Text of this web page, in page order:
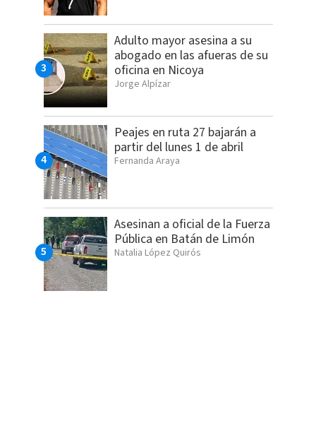
Adulto mayor asesina a su
abogado en las afueras de su
oficina en Nicoya
Jorge Alpízar
Peajes en ruta 27 bajarán a
partir del lunes 1 de abril
Fernanda Araya
Asesinan a oficial de la Fuerza
Pública en Batán de Limón
Natalia López Quirós